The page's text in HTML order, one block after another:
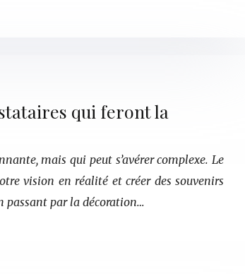
qui feront la
mais qui peut s’avérer complexe. Le
vision en réalité et créer des souvenirs
passant par la décoration…